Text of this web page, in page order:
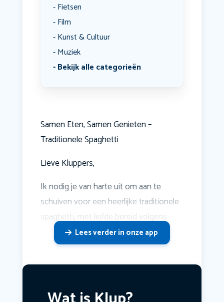
Fietsen
Film
Kunst & Cultuur
Muziek
Bekijk alle categorieën
Samen Eten, Samen Genieten –
Traditionele Spaghetti
Lieve Kluppers,
Ik nodig je van harte uit om aan te
schuiven voor een heerlijke traditionele
spaghetti, met liefde bereid volgens
Lees verder in onze app